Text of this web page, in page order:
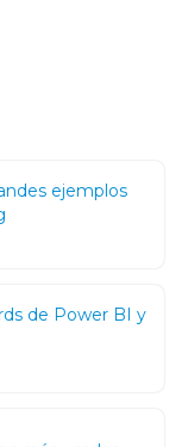
ejemplos
de Power BI y